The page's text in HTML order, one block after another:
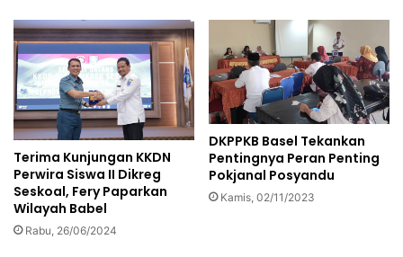
Terima Kunjungan KKDN
Perwira Siswa II Dikreg
Seskoal, Fery Paparkan
Wilayah Babel
Rabu, 26/06/2024
DKPPKB Basel Tekankan
Pentingnya Peran Penting
Pokjanal Posyandu
Kamis, 02/11/2023